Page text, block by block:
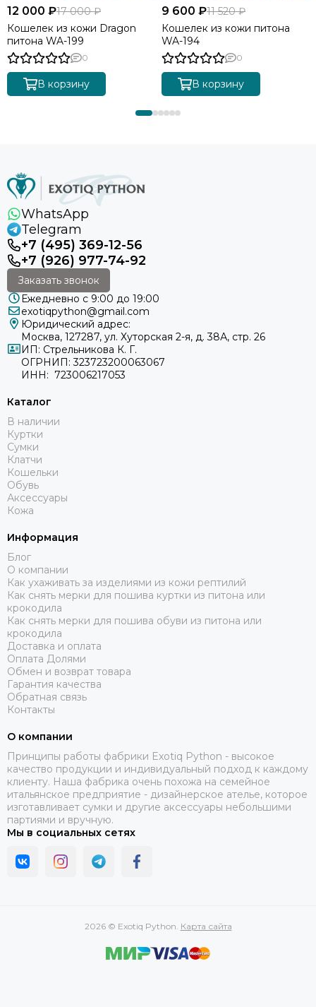
12 000 ₽17 000 ₽
Кошелек из кожи Dragon
питона WA-199
0
В корзину
9 600 ₽11 520 ₽
Кошелек из кожи питона
WA-194
0
В корзину
WhatsApp
Telegram
+7 (495) 369-12-56
+7 (926) 977-74-92
Заказать звонок
Ежедневно с 9:00 до 19:00
exotiqpython@gmail.com
Юридический адрес:
Москва, 127287, ул. Хуторская 2-я, д. 38А, стр. 26
ИП: Стрельникова К. Г.
ОГРНИП: 323723200063067
ИНН: 723006217053
Каталог
В наличии
Куртки
Сумки
Клатчи
Кошельки
Обувь
Аксессуары
Кожа
Информация
Блог
О компании
Как ухаживать за изделиями из кожи рептилий
Как снять мерки для пошива куртки из питона или
крокодила
Как снять мерки для пошива обуви из питона или
крокодила
Доставка и оплата
Оплата Долями
Обмен и возврат товара
Гарантия качества
Обратная связь
Контакты
О компании
Принципы работы фабрики Exotiq Python - высокое
качество продукции и индивидуальный подход к каждому
клиенту. Наша фабрика очень похожа на семейное
итальянское предприятие - дизайнерское ателье, которое
изготавливает сумки и другие аксессуары небольшими
партиями и вручную.
Мы в социальных сетях
2026 © Exotiq Python. Карта сайта